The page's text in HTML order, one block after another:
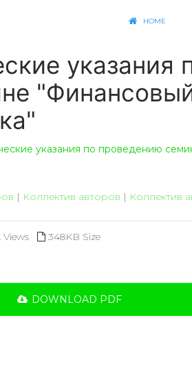
HOME
указания
указания по проведению
| Коллектив авторов | Коллектив
348KB Size
DOWNLOAD PDF